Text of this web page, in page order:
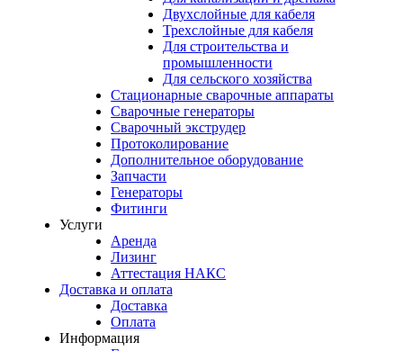
Двухслойные для кабеля
Трехслойные для кабеля
Для строительства и
промышленности
Для сельского хозяйства
Стационарные сварочные аппараты
Сварочные генераторы
Сварочный экструдер
Протоколирование
Дополнительное оборудование
Запчасти
Генераторы
Фитинги
Услуги
Аренда
Лизинг
Аттестация НАКС
Доставка и оплата
Доставка
Оплата
Информация